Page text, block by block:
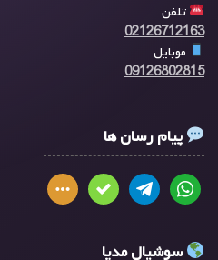
تلفن
02126712163
موبایل
09126802815
پیام رسان ها
سوشیال مدیا